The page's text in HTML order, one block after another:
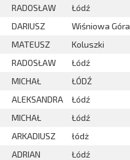
RADOSŁAW Łódź
DARIUSZ Wiśniowa Góra
MATEUSZ Koluszki
RADOSŁAW Łódź
MICHAŁ ŁÓDŹ
ALEKSANDRA Łódź
MICHAŁ Łódź
ARKADIUSZ łódż
ADRIAN Łódź